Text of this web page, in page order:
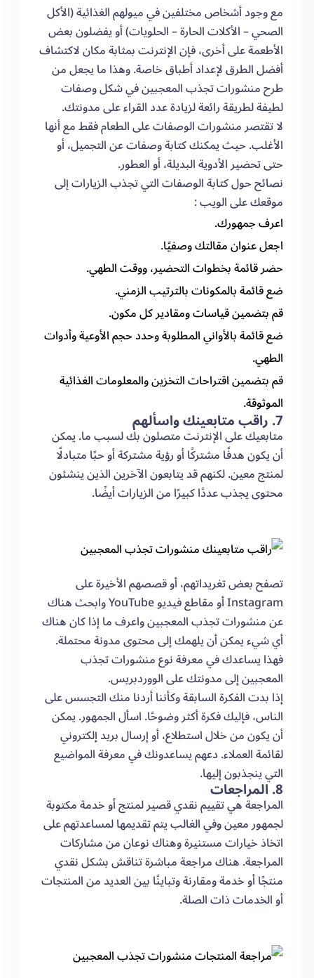
مع وجود أشخاص مختلفين في ميولهم الغذائية (الأكل
الصحي – الأكلات الحارة – الحلويات) أو يفضلون بعض
الأطعمة على أخرى، فإن الإنترنت بمثابة مكان لاكتشاف
أفضل الطرق لإعداد أطباق خاصة. وهذا ما يجعل من
طرح منشورات تجذب المعجبين في شكل وصفات
لطيفة لطريقة رائعة لزيادة عدد القراء على مدونتك.
لا تقتصر منشورات الوصفات على الطعام فقط مع أنها
الأغلب. حيث يمكنك كتابة وصفات عن التجميل، أو
حتى تحضير الأدوية البديلة، أو العطور.
نصائح حول كتابة الوصفات التي تجذب الزيارات إلى
موقعك على الويب :
اعرف جمهورك.
اجعل عنوان مقالتك وصفيًا.
حضر قائمة بخطوات التحضير، ووقت الطهي.
ضع قائمة بالمكونات بالترتيب الزمني.
قم بتضمين قياسات ومقادير كل مكون.
ضع قائمة بالأواني المطلوبة وحدد حجم الأوعية وأدوات
الطهي.
قم بتضمين اقتراحات التخزين والمعلومات الغذائية
الموثوقة.
7. راقب متابعينك واسألهم
متابعيك على الإنترنت متصلون بك لسبب ما. يمكن
أن يكون هدفًا مشتركًا أو رؤية مشتركة أو حبًا متبادلًا
لمنتج معين. لكنهم قد يتابعون الآخرين الذين ينشئون
محتوى يجذب عددًا كبيرًا من الزيارات أيضًا.
تصفح بعض تغريداتهم، أو قصصهم الأخيرة على
Instagram أو مقاطع فيديو YouTube وابحث هناك
عن منشورات تجذب المعجبين واعرف ما إذا كان هناك
أي شيء يمكن أن يلهمك إلى محتوى مدونة محتملة.
فهذا يساعدك في معرفة نوع منشورات تجذب
المعجبين إلى مدونتك على الووردبريس.
إذا بدت الفكرة السابقة وكأننا أردنا منك التجسس على
الناس، فإليك فكرة أكثر وضوحًا. اسأل الجمهور. يمكن
أن يكون من خلال استطلاع، أو إرسال بريد إلكتروني
لقائمة العملاء. دعهم يساعدونك في معرفة المواضيع
التي ينجذبون إليها.
8. المراجعات
المراجعة هي تقييم نقدي قصير لمنتج أو خدمة مكتوبة
لجمهور معين وفي الغالب يتم تقديمها لمساعدتهم على
اتخاذ خيارات مستنيرة وهناك نوعان من مشاركات
المراجعة. هناك مراجعة مباشرة تناقش بشكل نقدي
منتجًا أو خدمة ومقارنة وتباينًا بين العديد من المنتجات
أو الخدمات ذات الصلة.